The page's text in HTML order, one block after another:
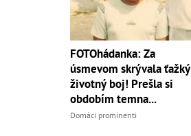
FOTOhádanka: Za
úsmevom skrývala ťažký
životný boj! Prešla si
obdobím temna...
Domáci prominenti